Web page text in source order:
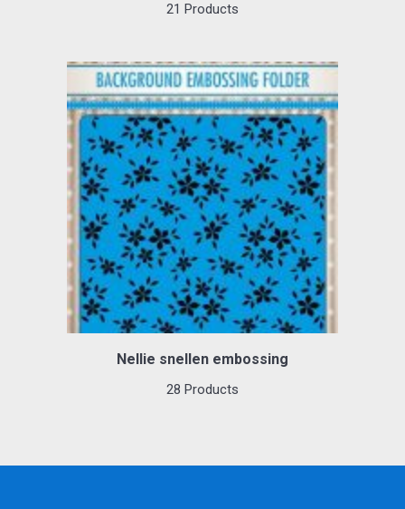
21 Products
Nellie snellen embossing
28 Products